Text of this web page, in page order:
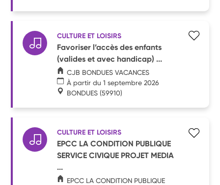
CULTURE ET LOISIRS
Favoriser l’accès des enfants
(valides et avec handicap) ...
CJB BONDUES VACANCES
À partir du 1 septembre 2026
BONDUES (59910)
CULTURE ET LOISIRS
EPCC LA CONDITION PUBLIQUE
SERVICE CIVIQUE PROJET MEDIA
...
EPCC LA CONDITION PUBLIQUE